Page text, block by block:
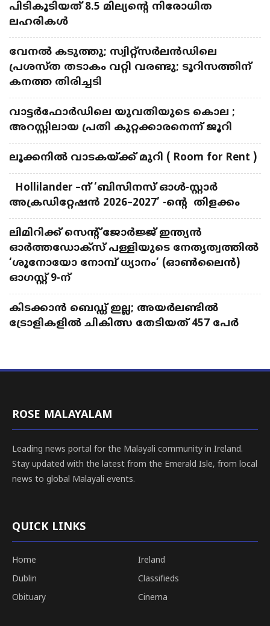
പിടികൂടിയത് 8.5 മില്യന്റെ നിരോധിത
ലഹരികൾ
വേനൽ കടുത്തു; സ്വിറ്റ്സർലൻഡിലെ
പ്രശസ്ത തടാകം വറ്റി വരണ്ടു; ടൂറിസത്തിന്
കനത്ത തിരിച്ചടി
വാട്ടർഫോർഡിലെ യുവതിയുടെ കൊല ;
അറസ്റ്റിലായ പ്രതി കുറ്റക്കാരനെന്ന് ജൂറി
ലൂക്കനിൽ വാടകയ്ക്ക് മുറി ( Room for Rent )
Hollilander –ന് ‘ബിസിനസ് ഓൾ-സ്റ്റാർ
അക്രഡിറ്റേഷൻ 2026–2027’ -ന്റെ തിളക്കം
ലിമിറിക്ക് സെന്റ് ജോർജ്ജ് ഇന്ത്യൻ
ഓർത്തഡോക്സ് പള്ളിയുടെ നേതൃത്വത്തിൽ
‘ശൂനോയോ നോമ്പ് ധ്യാനം’ (ഓൺലൈൻ)
ഓഗസ്റ്റ് 9-ന്
കിടക്കാൻ ബെഡ്ഡ് ഇല്ല; അയർലണ്ടിൽ
ട്രോളികളിൽ ചികിത്സ തേടിയത് 457 പേർ
ROSE MALAYALAM
Leading news portal for the Malayali community in Ireland.
Stay updated with the latest from the Emerald Isle, from local
news to global Malayali events.
QUICK LINKS
Home
Ireland
Dublin
Classifieds
Obituary
Cinema